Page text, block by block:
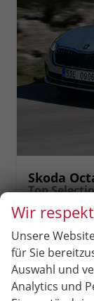
Skoda
Fahrzeugnr. 53224
Kraftstoff Benzin
29.390,–
incl. 19% MwSt.
Wir
Unsere
für Sie
Auswahl und
Analytics und